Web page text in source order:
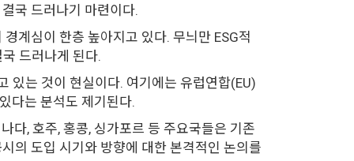
국 드러나기 마련이다.
계심이 한층 높아지고 있다. 무늬만 ESG적
드러나게 된다.
있는 것이 현실이다. 여기에는 유럽연합(EU)
다는 분석도 제기된다.
다, 호주, 홍콩, 싱가포르 등 주요국들은 기존
의 도입 시기와 방향에 대한 본격적인 논의를